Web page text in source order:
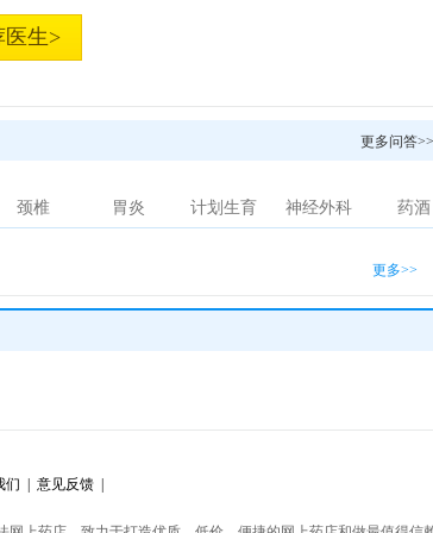
医生>
更多问答>>
颈椎 胃炎 计划生育 神经外科 药酒
更多>>
| 意见反馈 |